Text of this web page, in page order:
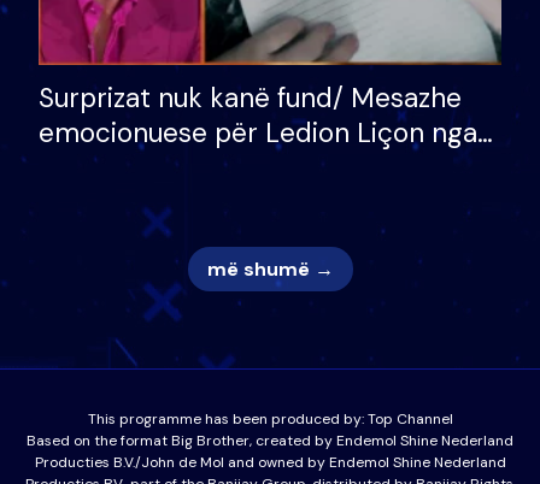
Surprizat nuk kanë fund/ Mesazhe
emocionuese për Ledion Liçon nga
nëna dhe fëmijët e tij, moderatori
nuk i mban dot lotët: Nuk meritoj…
më shumë →
This programme has been produced by:Top Channel
Based on the format Big Brother, created by Endemol Shine Nederland
Producties B.V./John de Mol and owned by Endemol Shine Nederland